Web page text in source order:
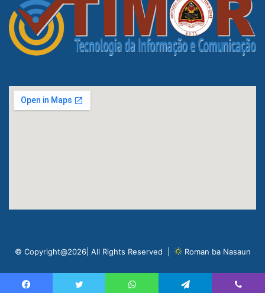
© Copyright@2026| All Rights Reserved | Roman ba Nasaun